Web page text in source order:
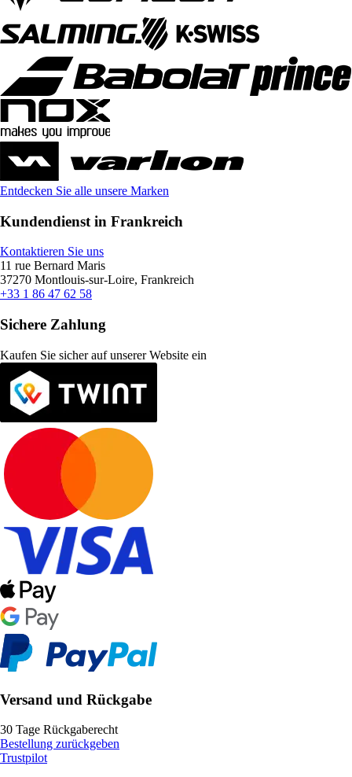
Entdecken Sie alle unsere Marken
Kundendienst in Frankreich
Kontaktieren Sie uns
11 rue Bernard Maris
37270 Montlouis-sur-Loire, Frankreich
+33 1 86 47 62 58
Sichere Zahlung
Kaufen Sie sicher auf unserer Website ein
Versand und Rückgabe
30 Tage Rückgaberecht
Bestellung zurückgeben
Trustpilot